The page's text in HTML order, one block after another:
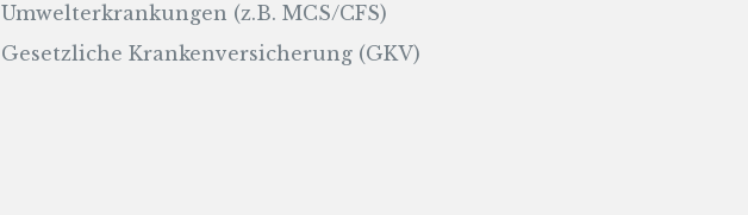
Umwelterkrankungen (z.B. MCS/CFS)
Gesetzliche Krankenversicherung (GKV)